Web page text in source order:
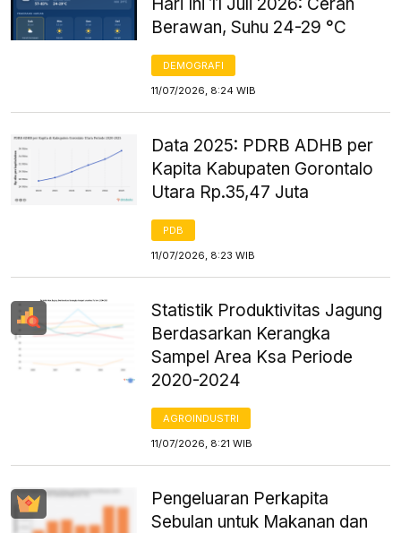
Berawan, Suhu 24-29 °C
DEMOGRAFI
11/07/2026, 8:24 WIB
Data 2025: PDRB ADHB per
Kapita Kabupaten Gorontalo
Utara Rp.35,47 Juta
PDB
11/07/2026, 8:23 WIB
Statistik Produktivitas Jagung
Berdasarkan Kerangka
Sampel Area Ksa Periode
2020-2024
AGROINDUSTRI
11/07/2026, 8:21 WIB
Pengeluaran Perkapita
Sebulan untuk Makanan dan